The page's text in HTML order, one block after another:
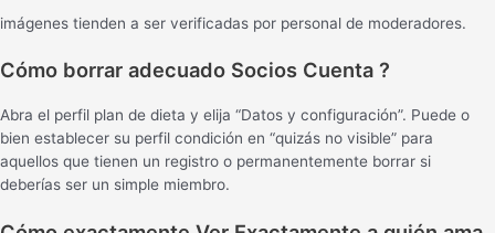
imágenes tienden a ser verificadas por personal de moderadores.
Cómo borrar adecuado Socios Cuenta ?
Abra el perfil plan de dieta y elija “Datos y configuración”. Puede o
bien establecer su perfil condición en “quizás no visible” para
aquellos que tienen un registro o permanentemente borrar si
deberías ser un simple miembro.